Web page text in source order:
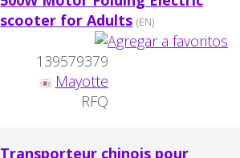
scooter for Adults (EN)
139579379
Mayotte
RFQ
Transporteur chinois pour